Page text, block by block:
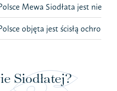
Mewa Siodłata jest
objęta jest ścisłą ochroną
Siodłatej?